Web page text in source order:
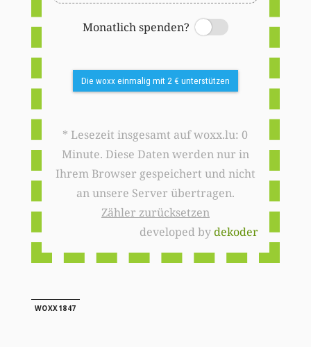
Monatlich spenden?
Switch
Die woxx einmalig mit 2 € unterstützen
* Lesezeit insgesamt auf woxx.lu: 0
Minute. Diese Daten werden nur in
Ihrem Browser gespeichert und nicht
an unsere Server übertragen.
Zähler zurücksetzen
developed bydekoder
WOXX1847